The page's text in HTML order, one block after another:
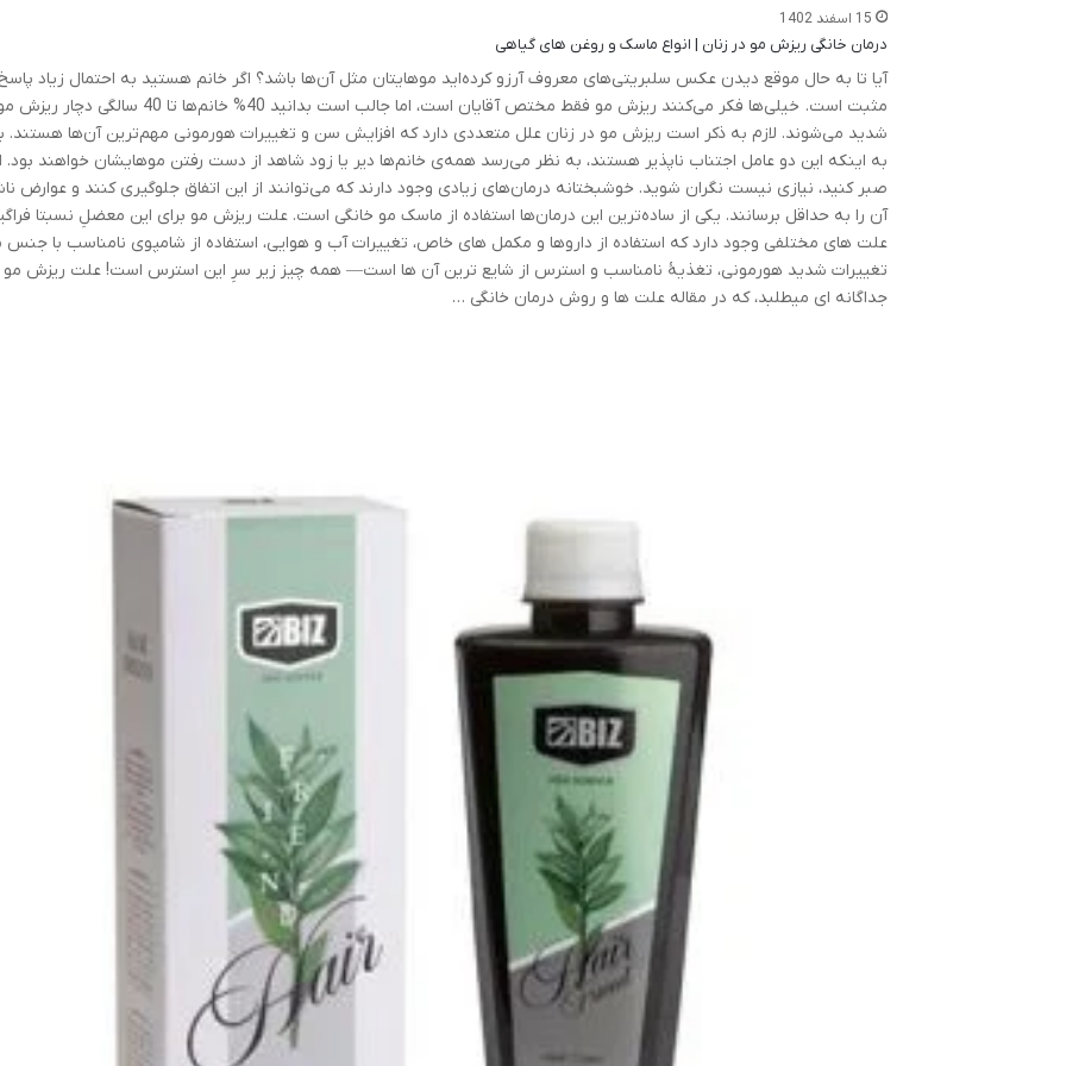
15 اسفند 1402
درمان خانگی ریزش مو در زنان | انواع ماسک و روغن های گیاهی
آیا تا به حال موقع دیدن عکس سلبریتی‌های معروف آرزو کرده‌اید موهایتان مثل آن‌ها باشد؟ اگر خانم هستید به احتمال زیاد
مثبت است. خیلی‌ها فکر می‌کنند ریزش مو فقط مختص آقایان است، اما جالب است بدانید 40% خانم‌ها تا 40 سالگی دچار
شدید می‌شوند. لازم به ذکر است ریزش مو در زنان علل متعددی دارد که افزایش سن و تغییرات هورمونی مهم‌ترین آن‌ها هستند.
به اینکه این دو عامل اجتناب ناپذیر هستند، به نظر می‌رسد همه‌ی خانم‌ها دیر یا زود شاهد از دست رفتن موهایشان خواهند بود.
صبر کنید، نیازی نیست نگران شوید. خوشبختانه درمان‌های زیادی وجود دارند که می‌توانند از این اتفاق جلوگیری ‌کنند و عوارض
آن را به حداقل برسانند. یکی از ساده‌ترین این درمان‌ها استفاده از ماسک مو خانگی است. علت ریزش مو برای این معضلِ نسبتا
علت های مختلفی وجود دارد که استفاده از داروها و مکمل های خاص، تغییرات آب و هوایی، استفاده از شامپوی نامناسب با جنس
تغییرات شدید هورمونی، تغذیۀ نامناسب و استرس از شایع ترین آن ها است— همه چیز زیر سرِ این استرس است! علت ریزش
جداگانه ای میطلبد، که در مقاله علت ها و روش درمان خانگی …